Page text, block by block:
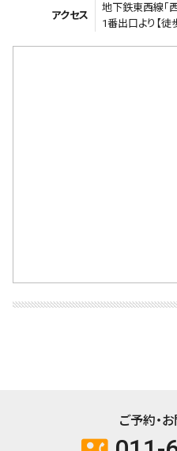
アクセス
地下鉄東西線「
1番出口より【徒
ご予約・